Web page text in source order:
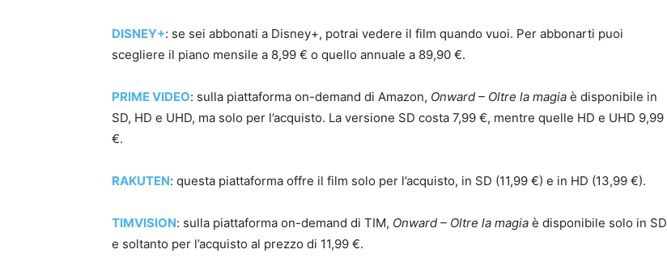
DISNEY+: se sei abbonati a Disney+, potrai vedere il film quando vuoi. Per abbonarti puoi
scegliere il piano mensile a 8,99 € o quello annuale a 89,90 €.
PRIME VIDEO: sulla piattaforma on-demand di Amazon, Onward – Oltre la magia è disponibile in
SD, HD e UHD, ma solo per l’acquisto. La versione SD costa 7,99 €, mentre quelle HD e UHD 9,99
€.
RAKUTEN: questa piattaforma offre il film solo per l’acquisto, in SD (11,99 €) e in HD (13,99 €).
TIMVISION: sulla piattaforma on-demand di TIM, Onward – Oltre la magia è disponibile solo in SD
e soltanto per l’acquisto al prezzo di 11,99 €.